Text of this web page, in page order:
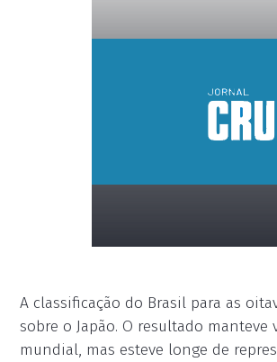
A classificação do Brasil para as
sobre o Japão. O resultado
mundial, mas esteve longe de